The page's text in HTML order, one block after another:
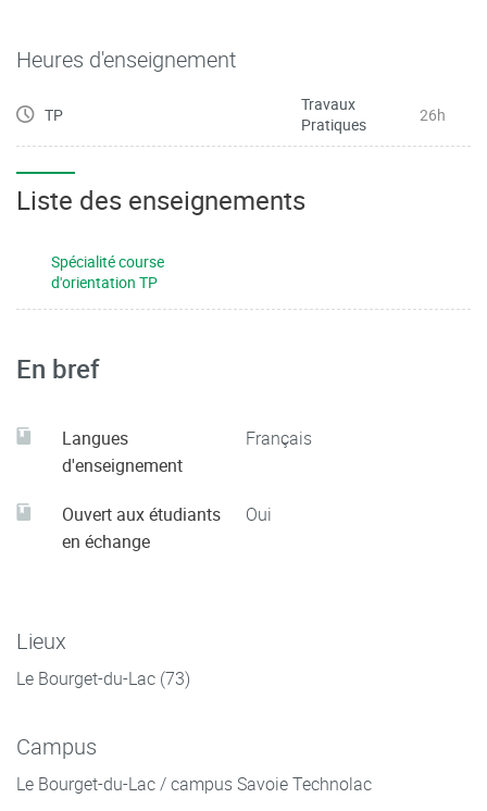
Heures d'enseignement
TP
Travaux
Pratiques
26h
Liste des enseignements
Spécialité course
d'orientation TP
En bref
Langues
d'enseignement
Français
Ouvert aux étudiants
en échange
Oui
Lieux
Le Bourget-du-Lac (73)
Campus
Le Bourget-du-Lac / campus Savoie Technolac